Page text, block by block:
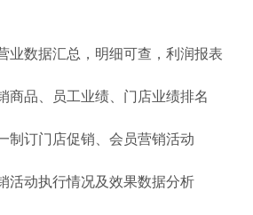
业数据汇总，明细可查，利润报表
商品、员工业绩、门店业绩排名
制订门店促销、会员营销活动
活动执行情况及效果数据分析